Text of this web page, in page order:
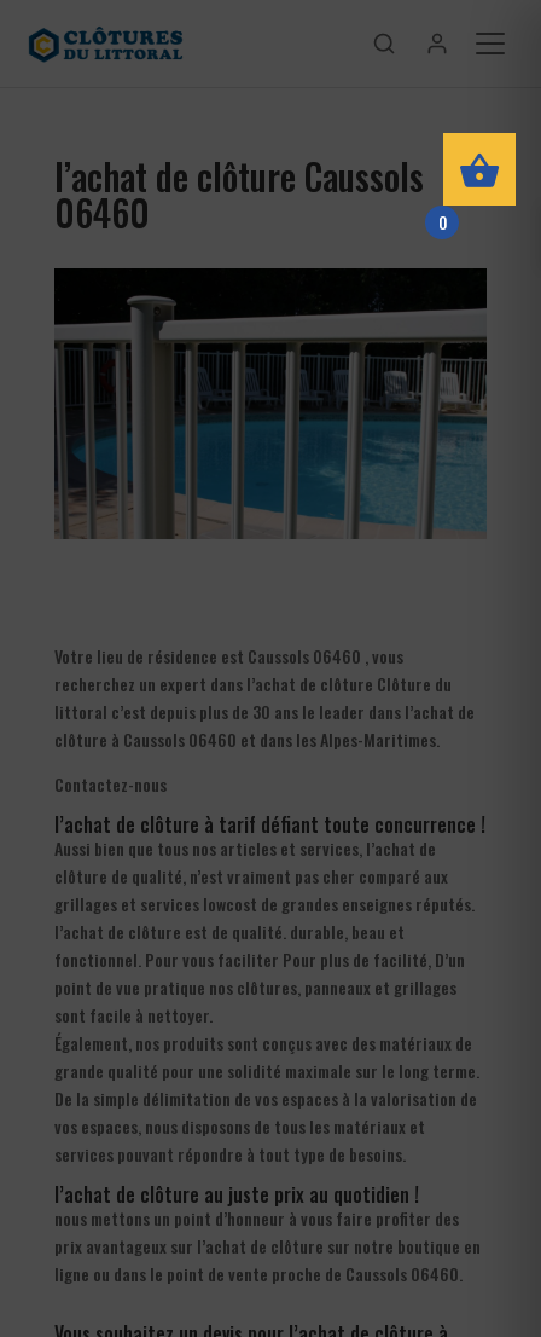
l’achat de clôture Caussols
06460
Votre lieu de résidence est Caussols 06460 , vous
recherchez un expert dans l’achat de clôture Clôture du
littoral c’est depuis plus de 30 ans le leader dans l’achat de
clôture à Caussols 06460 et dans les Alpes-Maritimes.
Contactez-nous
l’achat de clôture à tarif défiant toute concurrence !
Aussi bien que tous nos articles et services, l’achat de
clôture de qualité, n’est vraiment pas cher comparé aux
grillages et services lowcost de grandes enseignes réputés.
l’achat de clôture est de qualité. durable, beau et
fonctionnel. Pour vous faciliter Pour plus de facilité, D’un
point de vue pratique nos clôtures, panneaux et grillages
sont facile à nettoyer.
Également, nos produits sont conçus avec des matériaux de
grande qualité pour une solidité maximale sur le long terme.
De la simple délimitation de vos espaces à la valorisation de
vos espaces, nous disposons de tous les matériaux et
services pouvant répondre à tout type de besoins.
l’achat de clôture au juste prix au quotidien !
nous mettons un point d’honneur à vous faire profiter des
prix avantageux sur l’achat de clôture sur notre boutique en
ligne ou dans le point de vente proche de Caussols 06460.
0